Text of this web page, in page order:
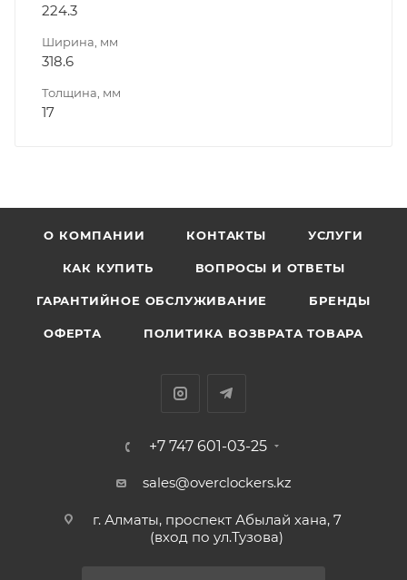
224.3
Ширина, мм
318.6
Толщина, мм
17
О КОМПАНИИ КОНТАКТЫ УСЛУГИ
КАК КУПИТЬ ВОПРОСЫ И ОТВЕТЫ
ГАРАНТИЙНОЕ ОБСЛУЖИВАНИЕ БРЕНДЫ
ОФЕРТА ПОЛИТИКА ВОЗВРАТА ТОВАРА
+7 747 601-03-25
sales@overclockers.kz
г. Алматы, проспект Абылай хана, 7
(вход по ул.Тузова)